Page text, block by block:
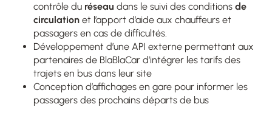
contrôle du réseau dans le suivi des conditions de
circulation et l’apport d’aide aux chauffeurs et
passagers en cas de difficultés.
Développement d’une API externe permettant aux
partenaires de BlaBlaCar d’intégrer les tarifs des
trajets en bus dans leur site
Conception d’affichages en gare pour informer les
passagers des prochains départs de bus